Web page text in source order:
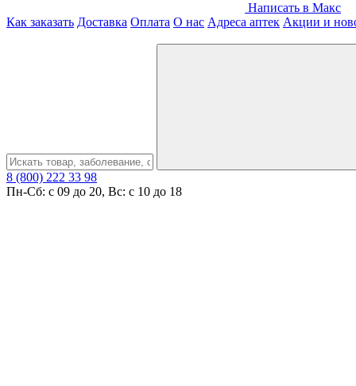
Написать в Макс
Как заказать Доставка Оплата О нас Адреса аптек Акции и
8 (800) 222 33 98
Пн-Сб: с 09 до 20, Вс: с 10 до 18